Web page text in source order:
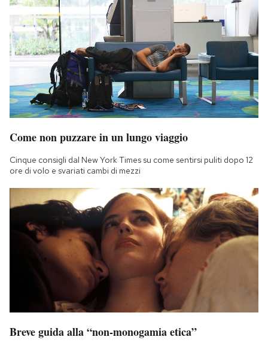
Come non puzzare in un lungo viaggio
Cinque consigli dal New York Times su come sentirsi puliti dopo 12
ore di volo e svariati cambi di mezzi
Breve guida alla “non-monogamia etica”